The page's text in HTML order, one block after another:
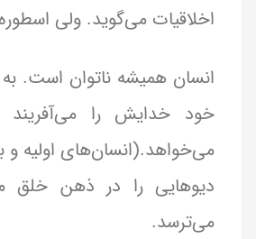
اخلاقیات می‌گوید. ولی
انسان‌ همیشه ناتوان است. به
خود‌ خدایش را
می‌خواهد.(انسان‌های اولیه و
دیوهایی را در ذهن خلق
می‌ترسد.